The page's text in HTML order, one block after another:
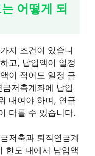
어떻게 되
지 조건이 있습니
고, 납입액이 일정
이 적어도 일정 금
저축계좌에 납입
내여야 하며, 연금
다를 수 있습니다.
저축과 퇴직연금계
한도 내에서 납입액